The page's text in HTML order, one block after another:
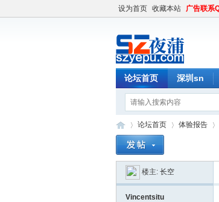
设为首页 收藏本站 广告联系
论坛首页 深圳sn
»
论坛首页
›
体验报告
楼主: 长空
Vincentsitu